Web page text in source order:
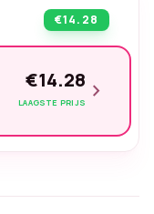
€14.28
€14.28
LAAGSTE PRIJS chevron_right